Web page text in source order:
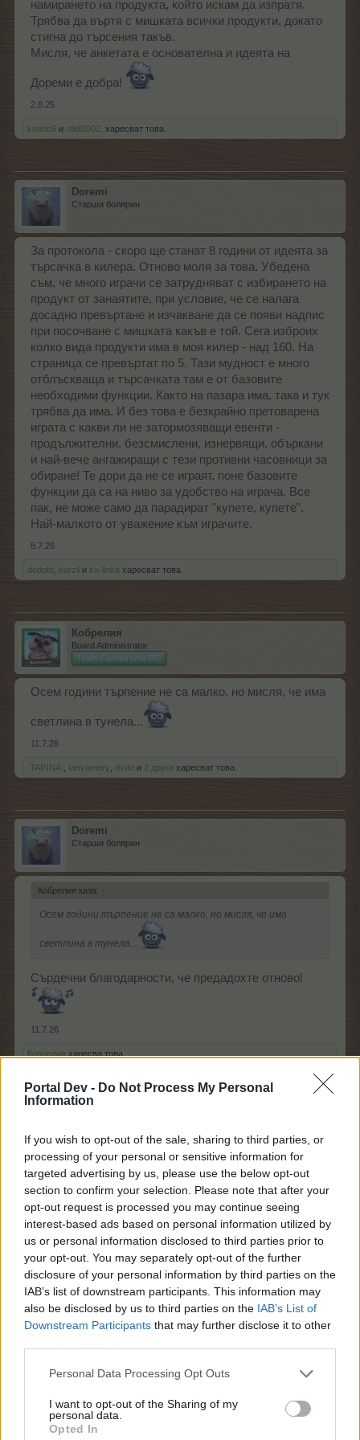
Portal Dev - Do Not Process My Personal
Information
If you wish to opt-out of the sale, sharing to third parties, or
processing of your personal or sensitive information for
targeted advertising by us, please use the below opt-out
section to confirm your selection. Please note that after your
opt-out request is processed you may continue seeing
interest-based ads based on personal information utilized by
us or personal information disclosed to third parties prior to
your opt-out. You may separately opt-out of the further
disclosure of your personal information by third parties on the
IAB’s list of downstream participants. This information may
also be disclosed by us to third parties on the IAB’s List of
Downstream Participants that may further disclose it to other
Personal Data Processing Opt Outs
I want to opt-out of the Sharing of my
personal data.
Opted In
намирането на продукта, който искам да изпратя.
Трябва да въртя с мишката всички продукти, докато
стигна до търсения такъв.
Мисля, че анкетата е основателна и идеята на
Дореми е добра!
2.8.25
koteto9 и .didi2002. харесват това.
Doremi
Старши болярин
За протокола - скоро ще станат 8 години от идеята за
търсачка в килера. Отново моля за това. Убедена
съм, че много играчи се затрудняват с избирането на
продукт от занаятите, при условие, че се налага
досадно превъртане и изчакване да се появи надпис
при посочване с мишката какъв е той. Сега изброих
колко вида продукти има в моя килер - над 160. На
страница се превъртат по 5. Тази мудност е много
отблъскваща и търсачката там е от базовите
необходими функции. Както на пазара има, така и тук
трябва да има. И без това е безкрайно претоварена
играта с какви ли не затормозяващи евенти -
продължителни, безсмислени, изнервящи, объркани
и най-вече ангажиращи с тези противни часовници за
обиране! Те дори да не се играят, поне базовите
функции да са на ниво за удобство на играча. Все
пак, не може само да парадират "купете, купете".
Най-малкото от уважение към играчите.
8.7.26
dedoto karzil и ka-linka харесват това.
Кобрелия
Board Administrator
Team Farmerama BG
Осем години търпение не са малко, но мисля, че има
светлина в тунела...
11.7.26
.TAINNA. tanyamery dvdd и 2 други харесват това.
Doremi
Старши болярин
Кобрелия каза: ↑
Осем години търпение не са малко, но мисля, че има
светлина в тунела...
Сърдечни благодарности, че предадохте отново!
11.7.26
Кобрелия харесва това.
Дореми, прочете ли? Чули са те......да видим, дали
новите промени в килера ще ни вършат работа. Аз
лично имам проблем със сортирането на цъкалките и
то най-вече с тези, които дават и още нещо, било
сандъче, било бонус някакъв, че много време отнема
четенето на цъкалките една по една.....
15.7.26
Старши болярин
tanyamery каза: